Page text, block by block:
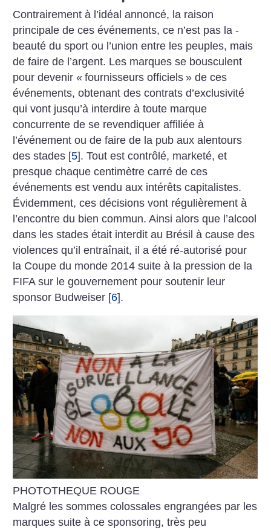
Contrairement à l’idéal annoncé, la raison
principale de ces événements, ce n’est pas la ­
beauté du sport ou l’union entre les peuples, mais
de faire de l’argent. Les marques se bousculent
pour devenir « fournisseurs officiels » de ces
événements, obtenant des contrats d’exclusivité
qui vont jusqu’à interdire à toute marque
concurrente de se revendiquer affiliée à
l’événement ou de faire de la pub aux alentours
des stades [5]. Tout est contrôlé, marketé, et
presque chaque centimètre carré de ces
événements est vendu aux intérêts capitalistes.
Évidemment, ces décisions vont régulièrement à
l’encontre du bien commun. Ainsi alors que l’alcool
dans les stades était interdit au Brésil à cause des
violences qu’il entraînait, il a été ré-autorisé pour
la Coupe du monde 2014 suite à la pression de la
FIFA sur le gouvernement pour soutenir leur
sponsor Budweiser [6].
PHOTOTHEQUE ROUGE
Malgré les sommes colossales engrangées par les
marques suite à ce sponsoring, très peu